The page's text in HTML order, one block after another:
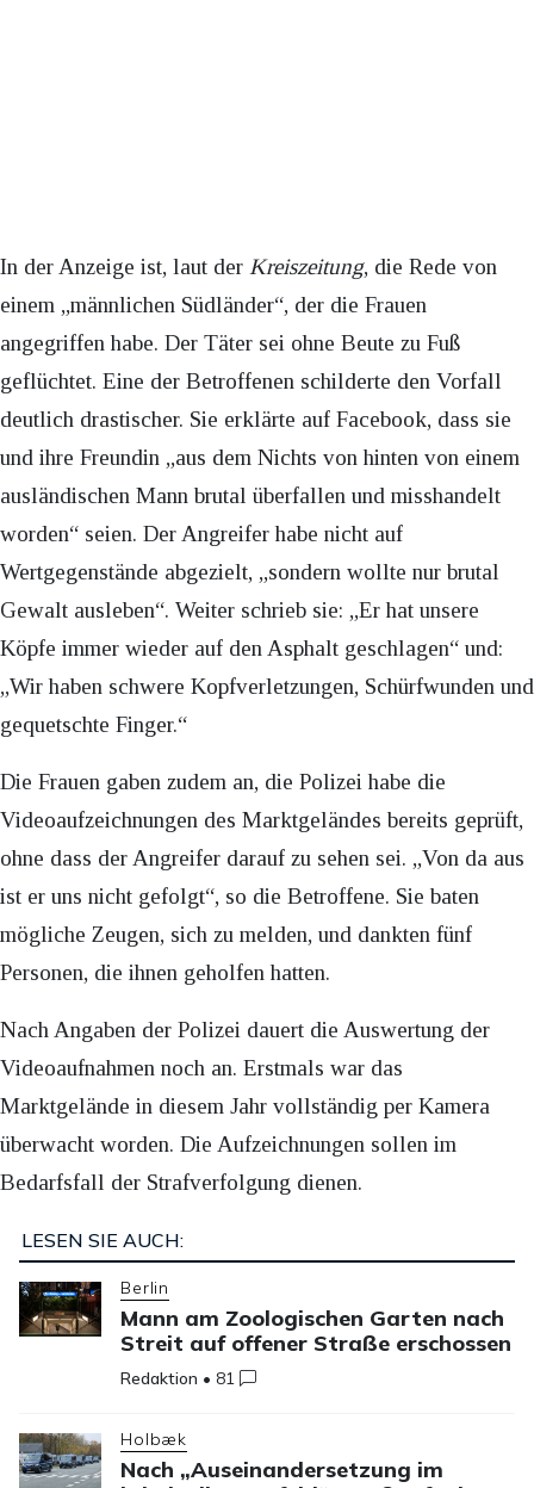
In der Anzeige ist, laut der Kreiszeitung, die Rede von
einem „männlichen Südländer“, der die Frauen
angegriffen habe. Der Täter sei ohne Beute zu Fuß
geflüchtet. Eine der Betroffenen schilderte den Vorfall
deutlich drastischer. Sie erklärte auf Facebook, dass sie
und ihre Freundin „aus dem Nichts von hinten von einem
ausländischen Mann brutal überfallen und misshandelt
worden“ seien. Der Angreifer habe nicht auf
Wertgegenstände abgezielt, „sondern wollte nur brutal
Gewalt ausleben“. Weiter schrieb sie: „Er hat unsere
Köpfe immer wieder auf den Asphalt geschlagen“ und:
„Wir haben schwere Kopfverletzungen, Schürfwunden und
gequetschte Finger.“
Die Frauen gaben zudem an, die Polizei habe die
Videoaufzeichnungen des Marktgeländes bereits geprüft,
ohne dass der Angreifer darauf zu sehen sei. „Von da aus
ist er uns nicht gefolgt“, so die Betroffene. Sie baten
mögliche Zeugen, sich zu melden, und dankten fünf
Personen, die ihnen geholfen hatten.
Nach Angaben der Polizei dauert die Auswertung der
Videoaufnahmen noch an. Erstmals war das
Marktgelände in diesem Jahr vollständig per Kamera
überwacht worden. Die Aufzeichnungen sollen im
Bedarfsfall der Strafverfolgung dienen.
LESEN SIE AUCH:
Berlin
Mann am Zoologischen Garten nach
Streit auf offener Straße erschossen
Redaktion • 81
Holbæk
Nach „Auseinandersetzung im